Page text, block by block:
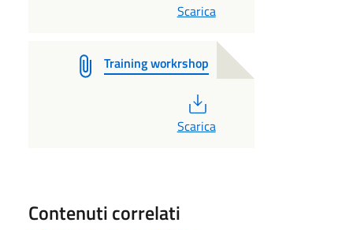
Scarica
Training workrshop
Scarica
Contenuti correlati